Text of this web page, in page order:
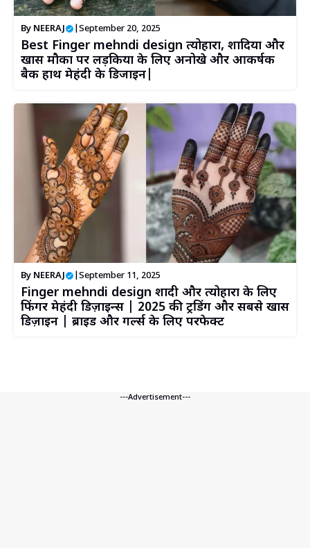
By NEERAJ September 20, 2025
Best Finger mehndi design त्योहारों, शादियों और
खास मौकों पर लड़कियों के लिए अनोखे और आकर्षक
बैक हाथ मेहंदी के डिजाइन|
By NEERAJ September 11, 2025
Finger mehndi design शादी और त्योहारों के लिए
फिंगर मेहंदी डिज़ाइन्स | 2025 की ट्रेंडिंग और सबसे खास
डिज़ाइन | ब्राइड और गर्ल्स के लिए परफेक्ट
---Advertisement---